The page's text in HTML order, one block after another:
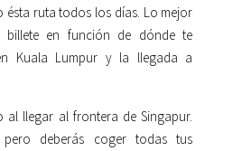
ésta ruta todos los días. Lo mejor
billete en función de dónde te
Kuala Lumpur y la llegada a
al llegar al frontera de Singapur.
deberás coger todas tus